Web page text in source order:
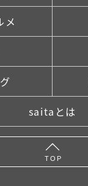
メ
saitaとは
TOP